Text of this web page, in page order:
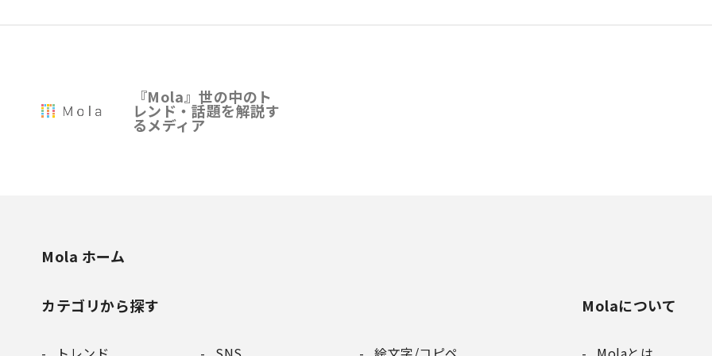
『Mola』世の中のト
レンド・話題を解説す
るメディア
Mola ホーム
カテゴリから探す Molaについて